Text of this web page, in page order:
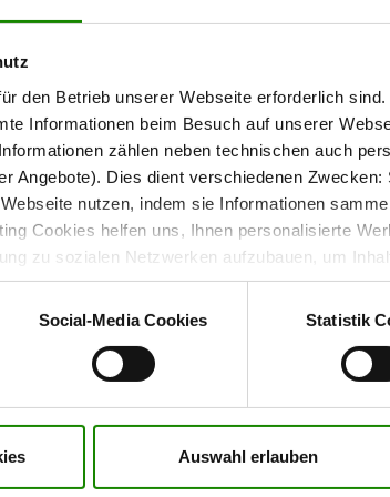
den Betrieb unserer Webseite erforderlich
Informationen beim Besuch auf unserer
zählen neben technischen auch
Angebote). Dies dient verschiedenen
nutzen, indem sie Informationen
Cookies helfen uns, Ihnen personalisierte
zu sozialen Netzwerken aufzubauen, um
welche Kategorien sie neben den
Sie nur notwendige Cookies zulassen wollen,
Wirkung für die Zukunft widerrufen. Für
Social-Media Cookies Statistik
Auswahl erlauben
Deckkraft und
– hergestellt aus hochwertigen,
Die Farbe istlösemittelarm, atmungsaktivund
notwendigste Anteil an Konservierungsmitteln